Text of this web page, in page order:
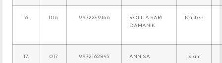
16. 016 9972249166
ROLITA SARI
DAMANIK
Kristen
17. 017 9972162845 ANNISA Islam